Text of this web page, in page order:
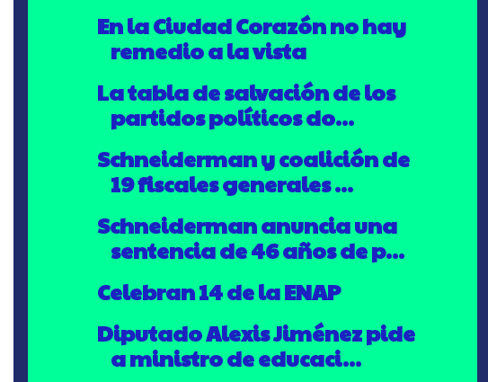
En la Ciudad Corazón no hay
remedio a la vista
La tabla de salvación de los
partidos políticos do...
Schneiderman y coalición de
19 fiscales generales ...
Schneiderman anuncia una
sentencia de 46 años de p...
Celebran 14 de la ENAP
Diputado Alexis Jiménez pide
a ministro de educaci...